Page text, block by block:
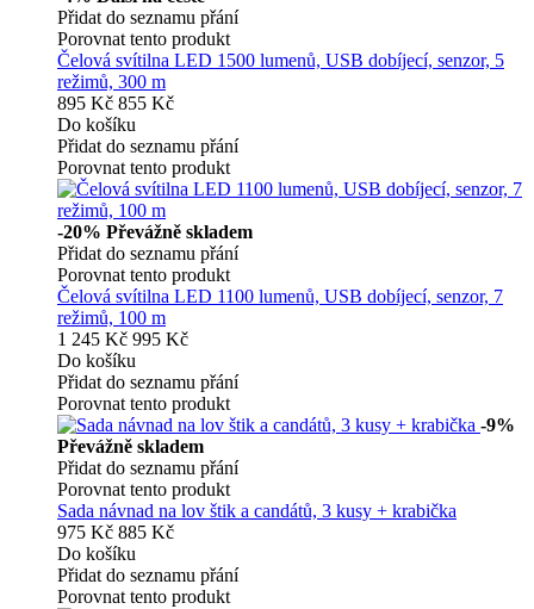
Přidat do seznamu přání
Porovnat tento produkt
Čelová svítilna LED 1500 lumenů, USB dobíjecí, senzor, 5
režimů, 300 m
895 Kč 855 Kč
Do košíku
Přidat do seznamu přání
Porovnat tento produkt
-20% Převážně skladem
Přidat do seznamu přání
Porovnat tento produkt
Čelová svítilna LED 1100 lumenů, USB dobíjecí, senzor, 7
režimů, 100 m
1 245 Kč 995 Kč
Do košíku
Přidat do seznamu přání
Porovnat tento produkt
-9%
Převážně skladem
Přidat do seznamu přání
Porovnat tento produkt
Sada návnad na lov štik a candátů, 3 kusy + krabička
975 Kč 885 Kč
Do košíku
Přidat do seznamu přání
Porovnat tento produkt